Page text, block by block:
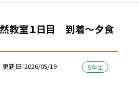
教室１日目 到着～夕食
更新日 2026/05/19 ５年生